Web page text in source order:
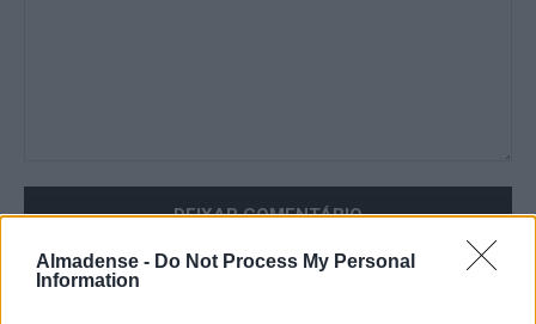
Almadense - Do Not Process My Personal
Information